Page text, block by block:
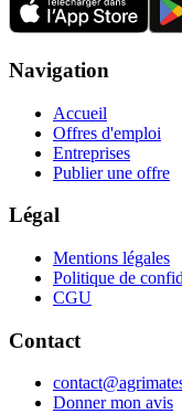
Navigation
Accueil
Offres d'emploi
Entreprises
Publier une offre
Légal
Mentions légales
Politique de
CGU
Contact
Donner mon avis